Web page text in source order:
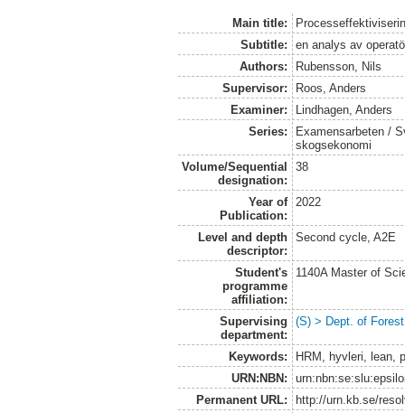
Main title:
Subtitle:
en analys av
Authors:
Rubensson, Nils
Supervisor:
Roos, Anders
Examiner:
Lindhagen, Anders
Series:
Examensarbeten /
skogsekonomi
Volume/Sequential
designation:
38
Year of
Publication:
2022
Level and depth
descriptor:
Second cycle, A2E
Student's
programme
affiliation:
1140A Master of
Supervising
department:
(S) > Dept. of
Keywords:
HRM, hyvleri, lean,
URN:NBN:
Permanent URL:
http://urn.kb.se/